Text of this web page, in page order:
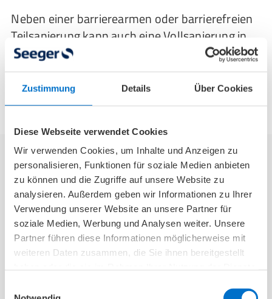
Zustimmung Details Über Cookies
Diese Webseite verwendet Cookies
Wir verwenden Cookies, um Inhalte und Anzeigen zu
personalisieren, Funktionen für soziale Medien anbieten
zu können und die Zugriffe auf unsere Website zu
analysieren. Außerdem geben wir Informationen zu Ihrer
Verwendung unserer Website an unsere Partner für
soziale Medien, Werbung und Analysen weiter. Unsere
Partner führen diese Informationen möglicherweise mit
weiteren Daten zusammen, die Sie ihnen bereitgestellt
Neben einer barrierearmen oder barrierefreien
Teilsanierung kann auch eine Vollsanierung in
Auftrag geben werden. Eine Vollsanierung des
Bades dauert in der Regel 2 bis 3 Wochen und
verursacht dementsprechend höhere Kosten.
Wer kann einen altersgerechten Umbau
des Badezimmers für mich
durchführen?
Es gibt Unternehmen, die sich auf den
barrierearmen oder barrierefreien Umbau
spezialisiert haben. Allerdings ist der reine